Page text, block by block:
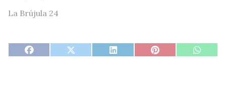
La Brújula 24